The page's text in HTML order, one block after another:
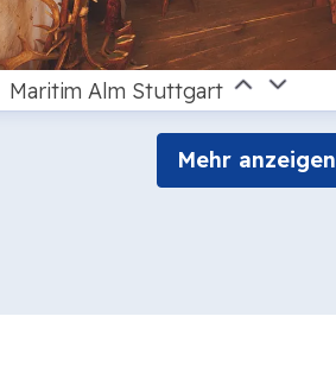
Maritim Alm Stuttgart
Mehr anzeigen